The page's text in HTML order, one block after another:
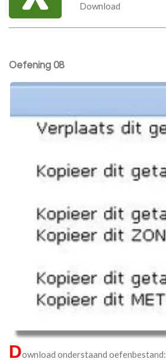
Download
Oefening 08
Download onderstaand oefenbestand: